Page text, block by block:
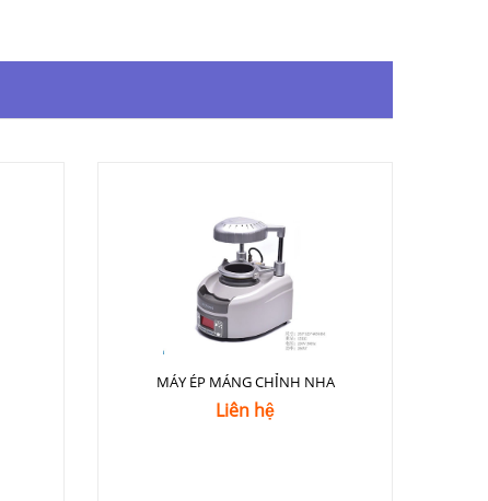
MÁY ÉP MÁNG CHỈNH NHA
Liên hệ